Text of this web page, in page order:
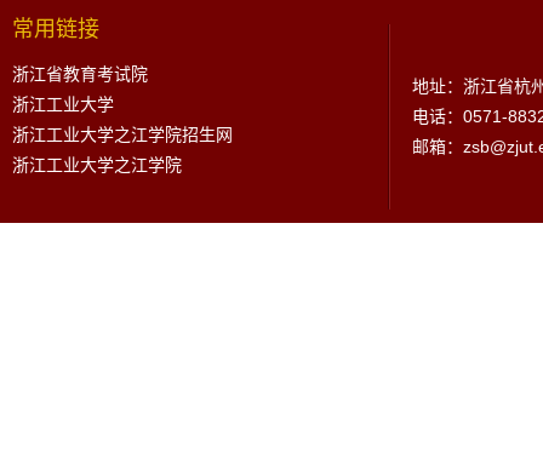
常用链接
浙江省教育考试院
浙江工业大学
浙江工业大学之江学院招生网
浙江工业大学之江学院
地址：浙江省杭
电话：0571-
邮箱：